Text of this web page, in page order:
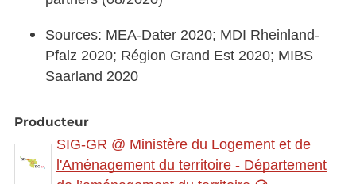
Sources: MEA-Dater 2020; MDI Rheinland-
Pfalz 2020; Région Grand Est 2020; MIBS
Saarland 2020
Producteur
SIG-GR @ Ministère du Logement et de
l'Aménagement du territoire - Département